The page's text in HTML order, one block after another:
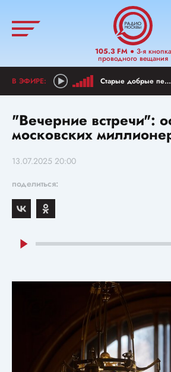
105.3 FM● 3-я кнопка
проводного вещания
Старые добрые песни
"Вечерние встречи":
московских
13.07.2025 20:00
поделиться: